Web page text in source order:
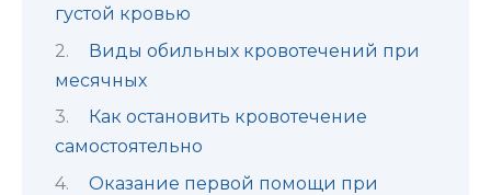
густой кровью
Виды обильных кровотечений при
месячных
Как остановить кровотечение
самостоятельно
Оказание первой помощи при